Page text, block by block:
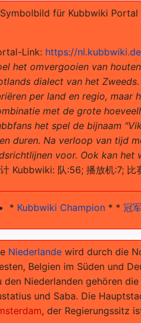
Link: https://nl.kubbwiki.de
het omvergooien van
dialect van het
per land en regio,
met de grote
het spel de bijnaam
duren. Na verloop van tijd
voor. Ook kan het
Kubbwiki: 队:56; 播放机:7; 比
* Kubbwiki Champion * *冠
Niederlande wird durch die
Belgien im Süden und
den Niederlanden gehören
und Saba. Die
, der Regierungssitz